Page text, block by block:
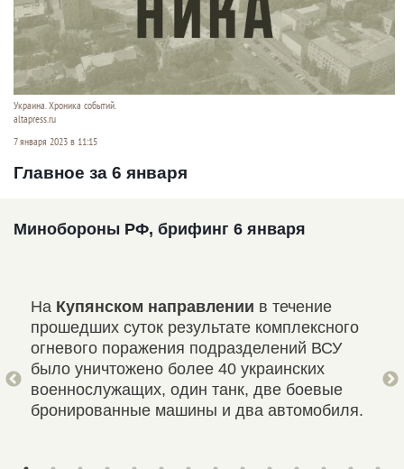
Украина. Хроника событий.
altapress.ru
7 января 2023 в 11:15
Главное за 6 января
Минобороны РФ, брифинг 6 января
На Купянском направлении в течение
прошедших суток результате комплексного
огневого поражения подразделений ВСУ
было уничтожено более 40 украинских
военнослужащих, один танк, две боевые
бронированные машины и два автомобиля.